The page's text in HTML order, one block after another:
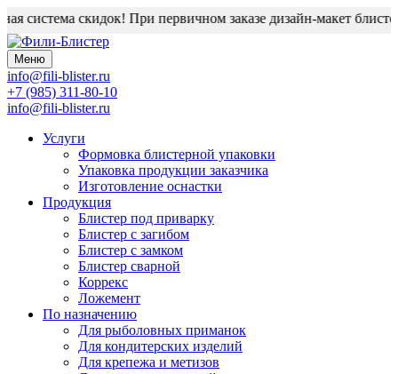
система скидок! При первичном заказе дизайн-макет
Меню
info@fili-blister.ru
+7 (985) 311-80-10
info@fili-blister.ru
Услуги
Формовка блистерной упаковки
Упаковка продукции заказчика
Изготовление оснастки
Продукция
Блистер под приварку
Блистер с загибом
Блистер с замком
Блистер сварной
Коррекс
Ложемент
По назначению
Для рыболовных приманок
Для кондитерских изделий
Для крепежа и метизов